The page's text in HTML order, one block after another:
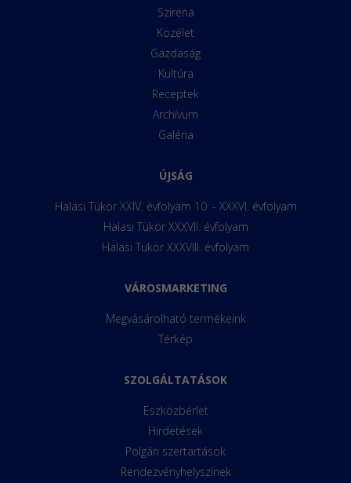
Sziréna
Közélet
Gazdaság
Kultúra
Receptek
Archívum
Galéria
ÚJSÁG
Halasi Tükör XXIV. évfolyam 10. - XXXVI. évfolyam
Halasi Tükör XXXVII. évfolyam
Halasi Tükör XXXVIII. évfolyam
VÁROSMARKETING
Megvásárolható termékeink
Térkép
SZOLGÁLTATÁSOK
Eszközbérlet
Hirdetések
Polgári szertartások
Rendezvényhelyszínek